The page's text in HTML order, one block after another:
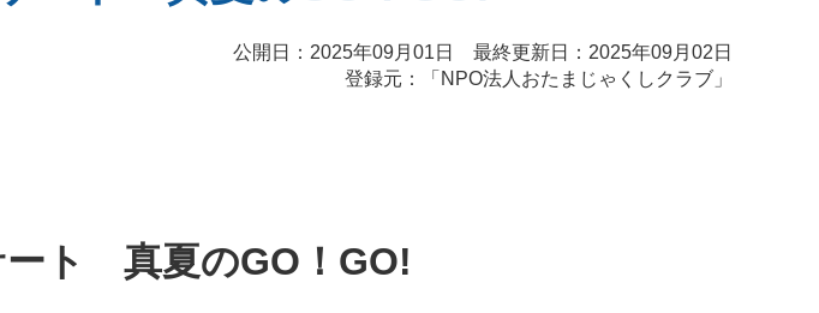
公開日：2025年09月01日 最終更新日：2025年09月02日
登録元：「 NPO法人おたまじゃくしクラブ 」
ート 真夏のGO！GO!